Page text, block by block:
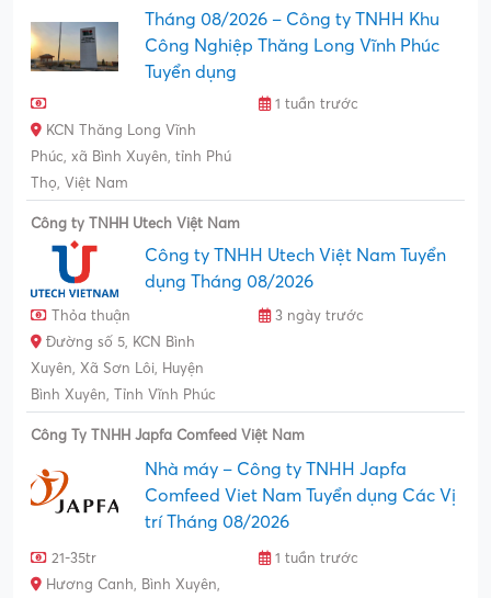
Tháng 08/2026 – Công ty TNHH Khu
Công Nghiệp Thăng Long Vĩnh Phúc
Tuyển dụng
1 tuần trước
KCN Thăng Long Vĩnh
Phúc, xã Bình Xuyên, tỉnh Phú
Thọ, Việt Nam
Công ty TNHH Utech Việt Nam
Công ty TNHH Utech Việt Nam Tuyển
dụng Tháng 08/2026
Thỏa thuận
3 ngày trước
Đường số 5, KCN Bình
Xuyên, Xã Sơn Lôi, Huyện
Bình Xuyên, Tỉnh Vĩnh Phúc
Công Ty TNHH Japfa Comfeed Việt Nam
Nhà máy – Công ty TNHH Japfa
Comfeed Viet Nam Tuyển dụng Các Vị
trí Tháng 08/2026
21-35tr
1 tuần trước
Hương Canh, Bình Xuyên,